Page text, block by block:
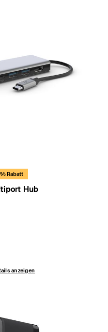
Rabatt
Hub
anzeigen